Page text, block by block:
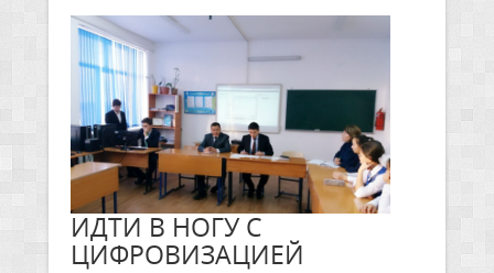
ИДТИ В НОГУ С
ЦИФРОВИЗАЦИЕЙ